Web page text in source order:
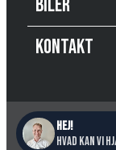
Kontakt
©